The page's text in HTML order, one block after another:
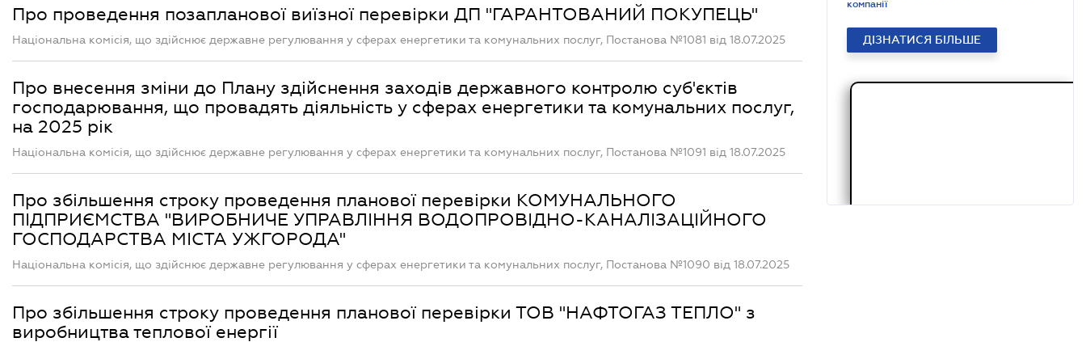
Про проведення позапланової виїзної перевірки ДП "ГАРАНТОВАНИЙ ПОКУПЕЦЬ"
Національна комісія, що здійснює державне регулювання у сферах енергетики та комунальних послуг, Постанова №1081 від 18.07.2025
Про внесення зміни до Плану здійснення заходів державного контролю суб'єктів
господарювання, що провадять діяльність у сферах енергетики та комунальних послуг,
на 2025 рік
Національна комісія, що здійснює державне регулювання у сферах енергетики та комунальних послуг, Постанова №1091 від 18.07.2025
Про збільшення строку проведення планової перевірки КОМУНАЛЬНОГО
ПІДПРИЄМСТВА "ВИРОБНИЧЕ УПРАВЛІННЯ ВОДОПРОВІДНО-КАНАЛІЗАЦІЙНОГО
ГОСПОДАРСТВА МІСТА УЖГОРОДА"
Національна комісія, що здійснює державне регулювання у сферах енергетики та комунальних послуг, Постанова №1090 від 18.07.2025
Про збільшення строку проведення планової перевірки ТОВ "НАФТОГАЗ ТЕПЛО" з
виробництва теплової енергії
компанії
ДІЗНАТИСЯ БІЛЬШЕ